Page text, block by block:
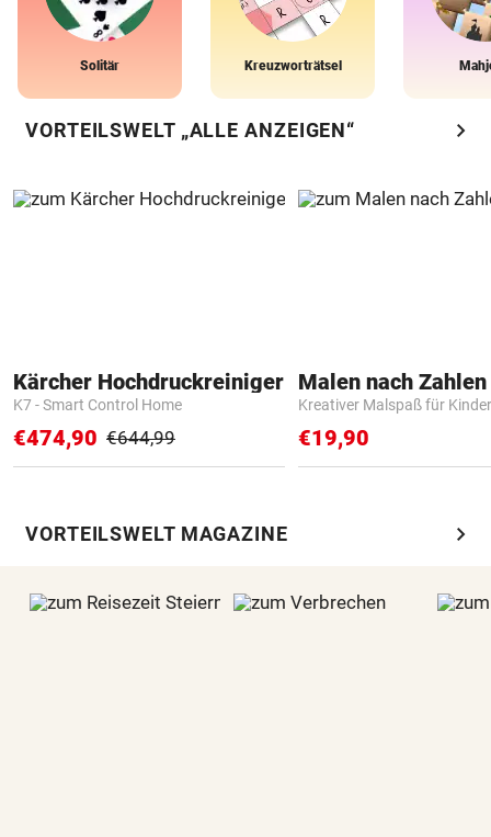
Solitär Kreuzworträtsel
VORTEILSWELT „ALLE ANZEIGEN“ chevron_right
Kärcher Hochdruckreiniger
K7 - Smart Control Home
€474,90 €644,99
Kreativer Malspaß für Kinder
€19,90
VORTEILSWELT MAGAZINE chevron_right